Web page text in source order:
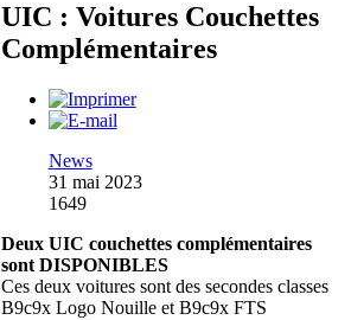
UIC : Voitures Couchettes
Complémentaires
News
31 mai 2023
1649
Deux UIC couchettes complémentaires
sont DISPONIBLES
Ces deux voitures sont des secondes classes
B9c9x Logo Nouille et B9c9x FTS